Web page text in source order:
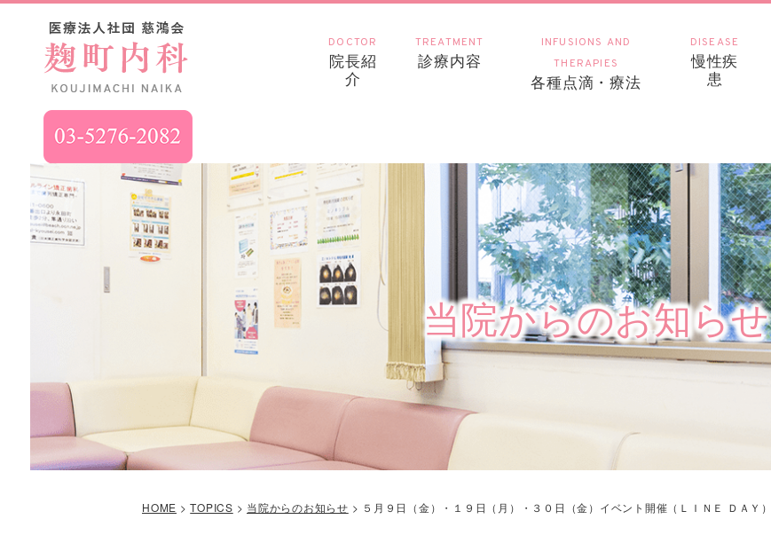
DOCTOR
院長紹
介
TREATMENT
診療内容
INFUSIONS AND
THERAPIES
各種点滴・療法
DISEASE
慢性疾
患
当院からのお知らせ
HOME >TOPICS > 当院からのお知らせ > ５月９日（金）・１９日（月）・３０日（金）イベント開催（ＬＩＮＥ ＤＡＹ）